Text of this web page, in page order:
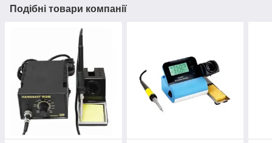
Подібні товари компанії